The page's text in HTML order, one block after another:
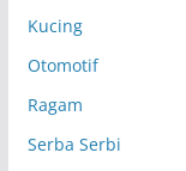
Kucing
Otomotif
Ragam
Serba Serbi